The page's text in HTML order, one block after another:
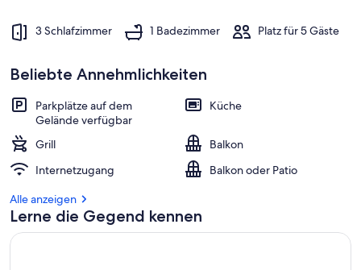
Unterkunftsgelände
3 Schlafzimmer 1 Badezimmer Platz für 5 Gäste
Beliebte Annehmlichkeiten
Parkplätze auf dem
Gelände verfügbar
Küche
Grill
Balkon
Internetzugang
Balkon oder Patio
Alle anzeigen
Lerne die Gegend kennen